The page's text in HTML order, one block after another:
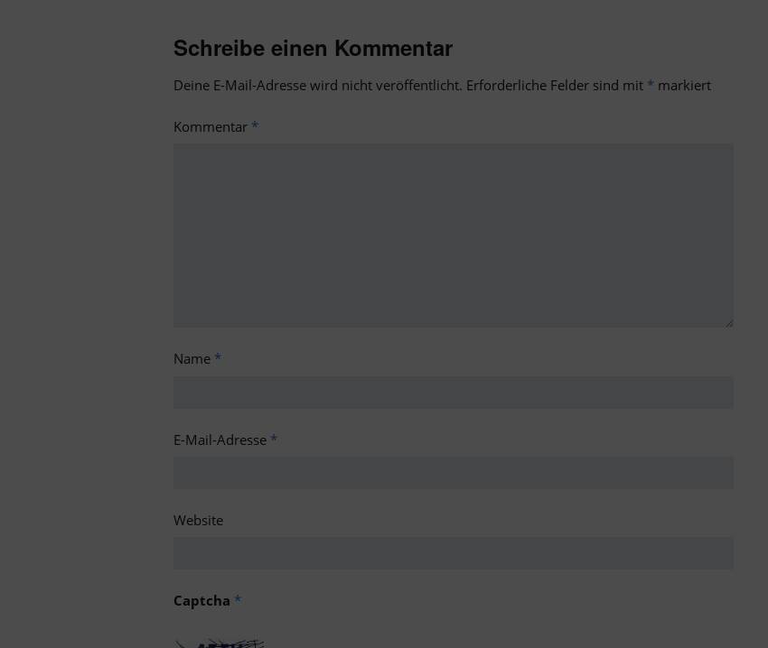
Schreibe einen Kommentar
Deine E-Mail-Adresse wird nicht veröffentlicht. Erforderliche Felder sind mit * markiert
Kommentar *
Name *
E-Mail-Adresse *
Website
Captcha *